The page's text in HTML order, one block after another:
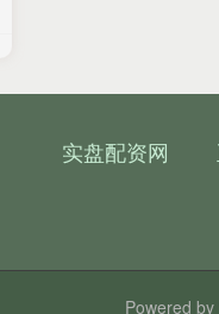
实盘配资网
Powered by